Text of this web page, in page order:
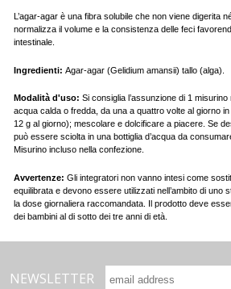
L’agar-agar è una fibra solubile che non viene digerita
normalizza il volume e la consistenza delle feci
intestinale.
Ingredienti: Agar-agar (Gelidium amansii) tallo (alga).
Modalità d'uso: Si consiglia l’assunzione di 1
acqua calda o fredda, da una a quattro volte al giorno
12 g al giorno); mescolare e dolcificare a piacere. Se
può essere sciolta in una bottiglia d’acqua da
Misurino incluso nella confezione.
Avvertenze: Gli integratori non vanno intesi come
equilibrata e devono essere utilizzati nell’ambito di uno
la dose giornaliera raccomandata. Il prodotto deve
dei bambini al di sotto dei tre anni di età.
NEWSLETTER